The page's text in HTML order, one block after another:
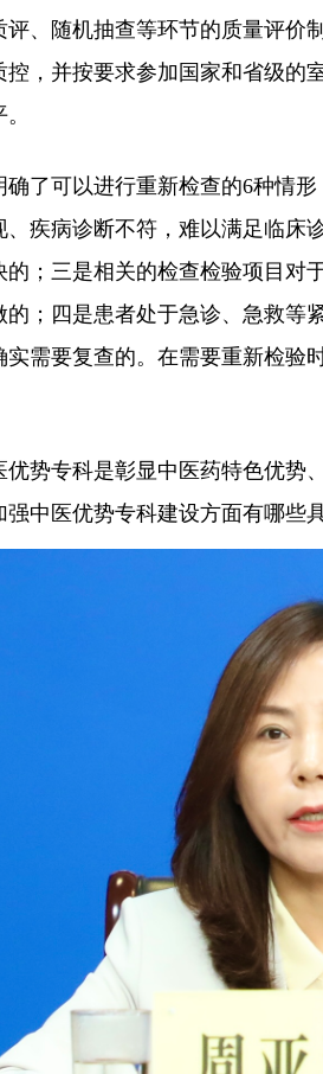
、随机抽查等环节的质量评价
，并按要求参加国家和省级的
确了可以进行重新检查的6种情
、疾病诊断不符，难以满足临床
；三是相关的检查检验项目对
的；四是患者处于急诊、急救等
实需要复查的。在需要重新检验
优势专科是彰显中医药特色优势
中医优势专科建设方面有哪些